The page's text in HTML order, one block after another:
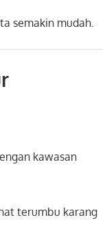
semakin mudah.
kawasan
terumbu karang